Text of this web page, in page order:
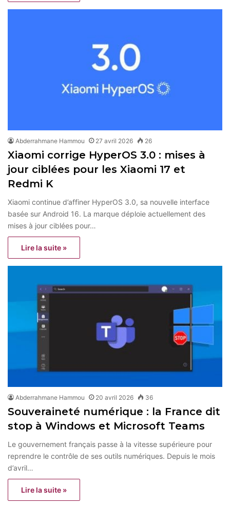
Abderrahmane Hammou 27 avril 2026 26
Xiaomi corrige HyperOS 3.0 : mises à
jour ciblées pour les Xiaomi 17 et
Redmi K
Xiaomi continue d’affiner HyperOS 3.0, sa nouvelle interface
basée sur Android 16. La marque déploie actuellement des
mises à jour ciblées pour…
Lire la suite »
Abderrahmane Hammou 20 avril 2026 36
Souveraineté numérique : la France dit
stop à Windows et Microsoft Teams
Le gouvernement français passe à la vitesse supérieure pour
reprendre le contrôle de ses outils numériques. Depuis le mois
d’avril…
Lire la suite »